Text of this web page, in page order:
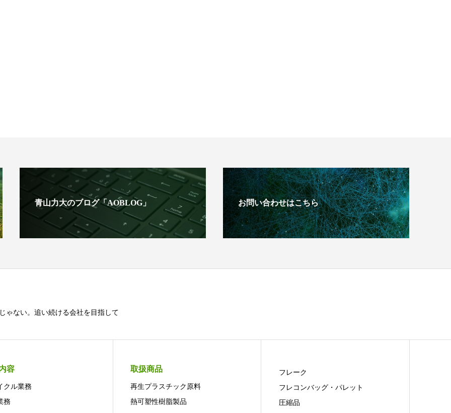
青山力大のブログ「AOBLOG」 お問い合わせはこちら
ゃない。追い続ける会社を目指して
容
クル業務
務
取扱商品
再生プラスチック原料
熱可塑性樹脂製品
フレーク
フレコンバッグ・パレット
圧縮品